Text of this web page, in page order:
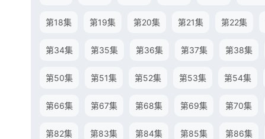
第18集 第19集 第20集 第21集 第22集
第34集 第35集 第36集 第37集 第38集
第50集 第51集 第52集 第53集 第54集
第66集 第67集 第68集 第69集 第70集
第82集 第83集 第84集 第85集 第86集